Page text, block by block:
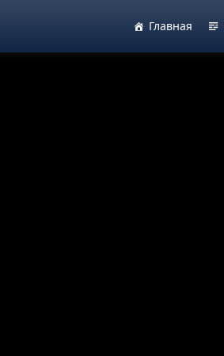
Главная